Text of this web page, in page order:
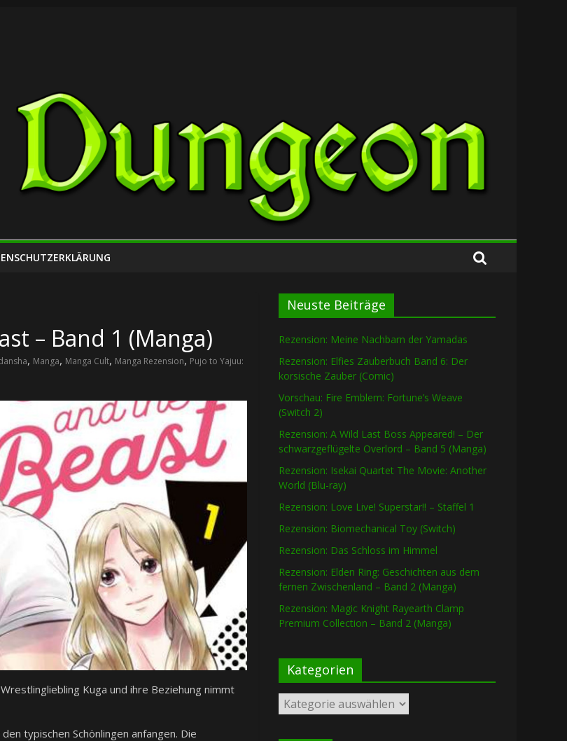
– Band 1 (Manga)
, Manga, Manga Cult, Manga Rezension, Pujo to Yajuu:
Kuga und ihre Beziehung nimmt
typischen Schönlingen anfangen. Die
Neuste Beiträge
Rezension: Meine Nachbarn der Yamadas
Rezension: Elfies Zauberbuch Band 6: Der
korsische Zauber (Comic)
Vorschau: Fire Emblem: Fortune’s Weave
(Switch 2)
Rezension: A Wild Last Boss Appeared! – Der
schwarzgeflügelte Overlord – Band 5 (Manga)
Rezension: Isekai Quartet The Movie: Another
World (Blu-ray)
Rezension: Love Live! Superstar!! – Staffel 1
Rezension: Biomechanical Toy (Switch)
Rezension: Das Schloss im Himmel
Rezension: Elden Ring: Geschichten aus dem
fernen Zwischenland – Band 2 (Manga)
Rezension: Magic Knight Rayearth Clamp
Premium Collection – Band 2 (Manga)
Kategorien
Kategorien